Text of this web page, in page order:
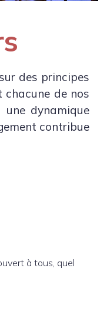
des principes
de nos
une dynamique
contribue
à tous, quel